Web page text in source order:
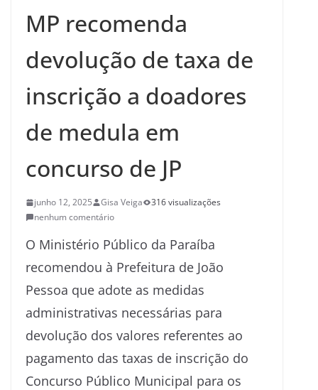
MP recomenda
devolução de taxa de
inscrição a doadores
de medula em
concurso de JP
junho 12, 2025 Gisa Veiga
316 visualizações
nenhum comentário
O Ministério Público da Paraíba
recomendou à Prefeitura de João
Pessoa que adote as medidas
administrativas necessárias para
devolução dos valores referentes ao
pagamento das taxas de inscrição do
Concurso Público Municipal para os